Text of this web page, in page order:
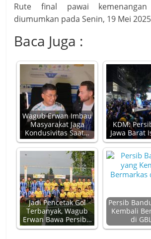
Rute final pawai
diumumkan pada Senin, 19 Mei
Baca Juga :
Wagub Erwan Imbau
Masyarakat Jaga
Kondusivitas Saat…
KDM:
Jawa Barat
Jadi Pencetak Gol
Terbanyak, Wagub
Erwan Bawa Persib…
Persib
Kembali
di